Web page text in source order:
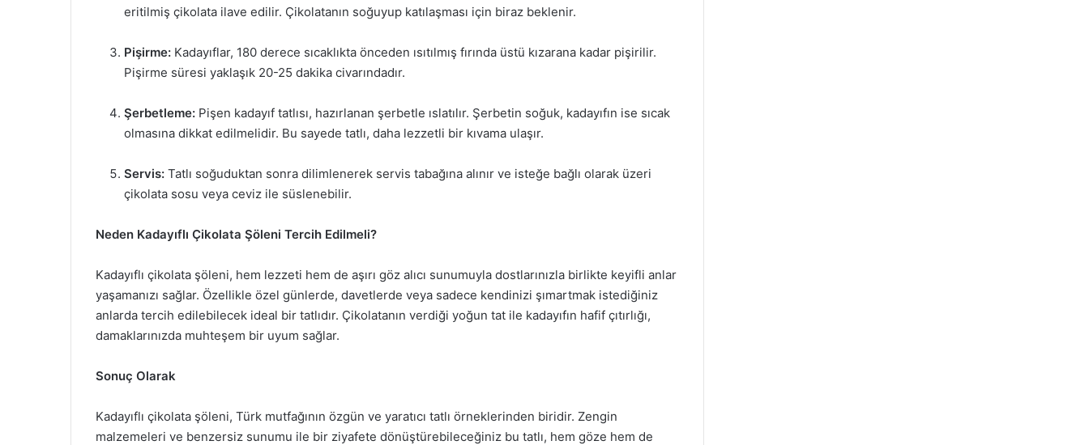
eritilmiş çikolata ilave edilir. Çikolatanın soğuyup katılaşması için biraz beklenir.
Pişirme: Kadayıflar, 180 derece sıcaklıkta önceden ısıtılmış fırında üstü kızarana kadar pişirilir.
Pişirme süresi yaklaşık 20-25 dakika civarındadır.
Şerbetleme: Pişen kadayıf tatlısı, hazırlanan şerbetle ıslatılır. Şerbetin soğuk, kadayıfın ise sıcak
olmasına dikkat edilmelidir. Bu sayede tatlı, daha lezzetli bir kıvama ulaşır.
Servis: Tatlı soğuduktan sonra dilimlenerek servis tabağına alınır ve isteğe bağlı olarak üzeri
çikolata sosu veya ceviz ile süslenebilir.
Neden Kadayıflı Çikolata Şöleni Tercih Edilmeli?
Kadayıflı çikolata şöleni, hem lezzeti hem de aşırı göz alıcı sunumuyla dostlarınızla birlikte keyifli anlar
yaşamanızı sağlar. Özellikle özel günlerde, davetlerde veya sadece kendinizi şımartmak istediğiniz
anlarda tercih edilebilecek ideal bir tatlıdır. Çikolatanın verdiği yoğun tat ile kadayıfın hafif çıtırlığı,
damaklarınızda muhteşem bir uyum sağlar.
Sonuç Olarak
Kadayıflı çikolata şöleni, Türk mutfağının özgün ve yaratıcı tatlı örneklerinden biridir. Zengin
malzemeleri ve benzersiz sunumu ile bir ziyafete dönüştürebileceğiniz bu tatlı, hem göze hem de